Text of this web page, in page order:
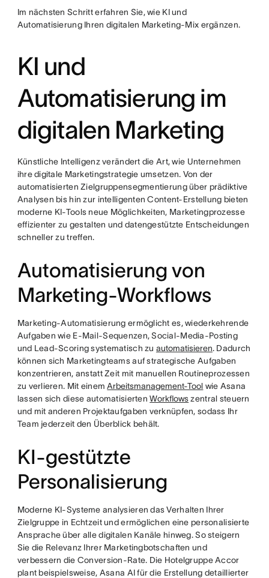
Im nächsten Schritt erfahren Sie, wie KI und
Automatisierung Ihren digitalen Marketing-Mix ergänzen.
KI und
Automatisierung im
digitalen Marketing
Künstliche Intelligenz verändert die Art, wie Unternehmen
ihre digitale Marketingstrategie umsetzen. Von der
automatisierten Zielgruppensegmentierung über prädiktive
Analysen bis hin zur intelligenten Content-Erstellung bieten
moderne KI-Tools neue Möglichkeiten, Marketingprozesse
effizienter zu gestalten und datengestützte Entscheidungen
schneller zu treffen.
Automatisierung von
Marketing-Workflows
Marketing-Automatisierung ermöglicht es, wiederkehrende
Aufgaben wie E-Mail-Sequenzen, Social-Media-Posting
und Lead-Scoring systematisch zu automatisieren. Dadurch
können sich Marketingteams auf strategische Aufgaben
konzentrieren, anstatt Zeit mit manuellen Routineprozessen
zu verlieren. Mit einemArbeitsmanagement-Tool wie Asana
lassen sich diese automatisiertenWorkflowszentral steuern
und mit anderen Projektaufgaben verknüpfen, sodass Ihr
Team jederzeit den Überblick behält.
KI-gestützte
Personalisierung
Moderne KI-Systeme analysieren das Verhalten Ihrer
Zielgruppe in Echtzeit und ermöglichen eine personalisierte
Ansprache über alle digitalen Kanäle hinweg. So steigern
Sie die Relevanz Ihrer Marketingbotschaften und
verbessern die Conversion-Rate. Die Hotelgruppe Accor
plant beispielsweise, Asana AI für die Erstellung detaillierter